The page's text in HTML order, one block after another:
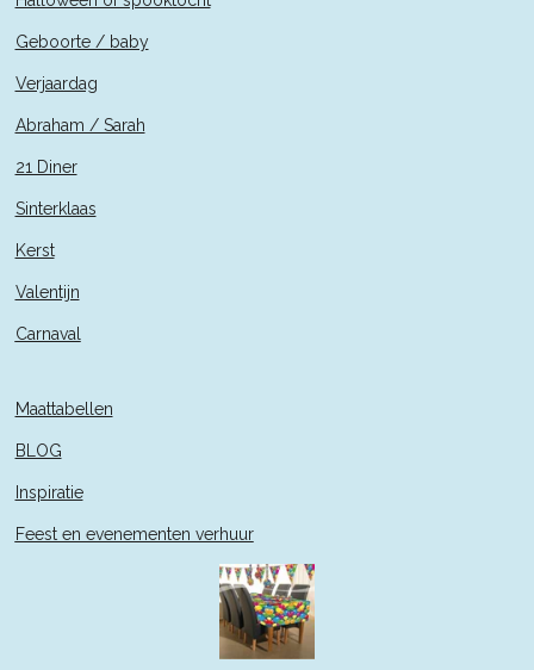
Geboorte / baby
Verjaardag
Abraham / Sarah
21 Diner
Sinterklaas
Kerst
Valentijn
Carnaval
Maattabellen
BLOG
Inspiratie
Feest en evenementen verhuur